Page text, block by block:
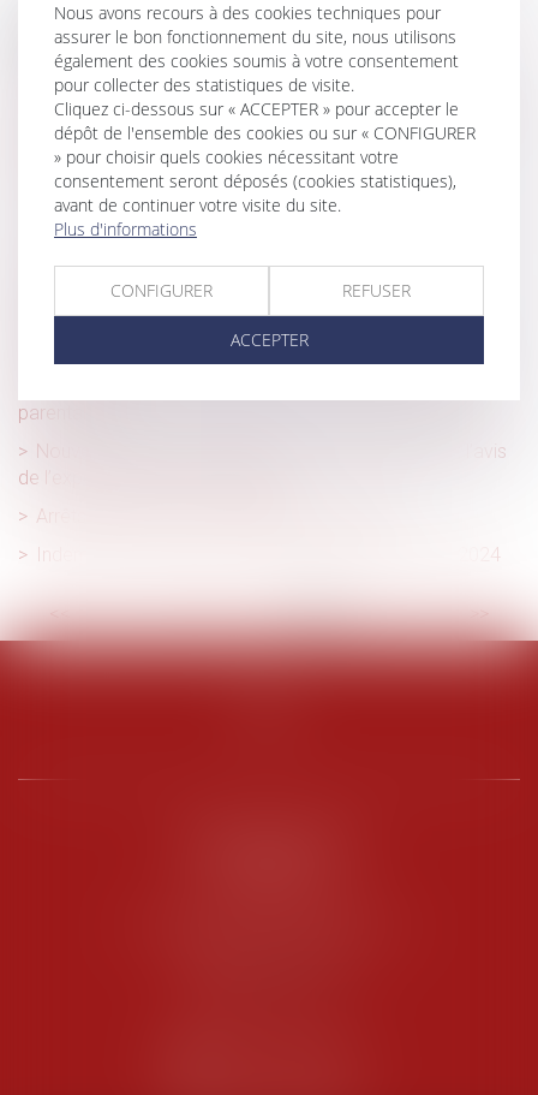
Historique
Ouverture du FIPU depuis le 18 mars 2024
Calcul du droit aux indemnités journalières : exclusion des
salaires versés après l’arrêt de travail
Calcul des congés payés : bientôt du nouveau !
Peut-on partir en vacances pendant un arrêt maladie ?
l’employeur en cas de maladies professionnelles
Absence du salarié : comment déterminer les Smic de
parentale
Nouvelle expertise médicale ordonnée par le juge : l’avis
de l’expert s’impose aux parties
Arrêts de travail : les changements en 2024
Indemnités journalières de sécurité sociale (IJSS) 2024
<< < ... 2 3 4 5 6 7 8 > >>
Nous avons recours à des cookies techniques pour
assurer le bon fonctionnement du site, nous utilisons
également des cookies soumis à votre consentement
pour collecter des statistiques de visite.
Cliquez ci-dessous sur « ACCEPTER » pour accepter le
dépôt de l'ensemble des cookies ou sur « CONFIGURER
» pour choisir quels cookies nécessitant votre
consentement seront déposés (cookies statistiques),
avant de continuer votre visite du site.
Plus d'informations
CONFIGURER REFUSER
ACCEPTER